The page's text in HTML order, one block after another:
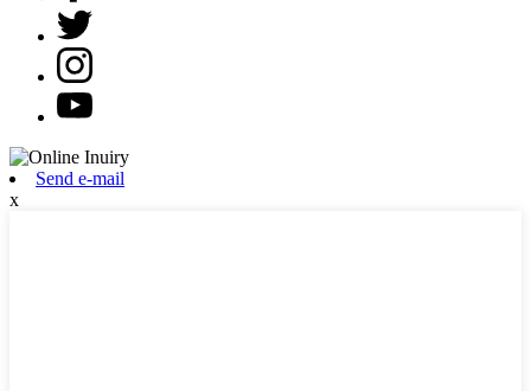
Send e-mail
x